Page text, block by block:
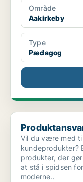
Område
Aakirkeby
Type
Pædagog
Produktansvarlig til
Vil du være med
kundeprodukter?
produkter, der
at stå i spidsen
moderne..